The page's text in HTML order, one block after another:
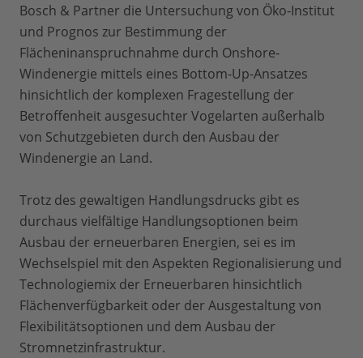
Bosch & Partner die Untersuchung von Öko-Institut
und Prognos zur Bestimmung der
Flächeninanspruchnahme durch Onshore-
Windenergie mittels eines Bottom-Up-Ansatzes
hinsichtlich der komplexen Fragestellung der
Betroffenheit ausgesuchter Vogelarten außerhalb
von Schutzgebieten durch den Ausbau der
Windenergie an Land.
Trotz des gewaltigen Handlungsdrucks gibt es
durchaus vielfältige Handlungsoptionen beim
Ausbau der erneuerbaren Energien, sei es im
Wechselspiel mit den Aspekten Regionalisierung und
Technologiemix der Erneuerbaren hinsichtlich
Flächenverfügbarkeit oder der Ausgestaltung von
Flexibilitätsoptionen und dem Ausbau der
Stromnetzinfrastruktur.